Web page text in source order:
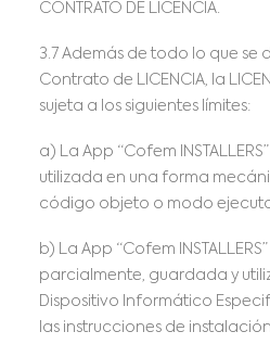
CONTRATO DE LICENCIA.
3.7 Además de todo lo que se
Contrato de LICENCIA, la
sujeta a los siguientes límites:
a) La App “Cofem
utilizada en una forma
código objeto o modo
b) La App “Cofem
parcialmente, guardada y
Dispositivo Informático
las instrucciones de